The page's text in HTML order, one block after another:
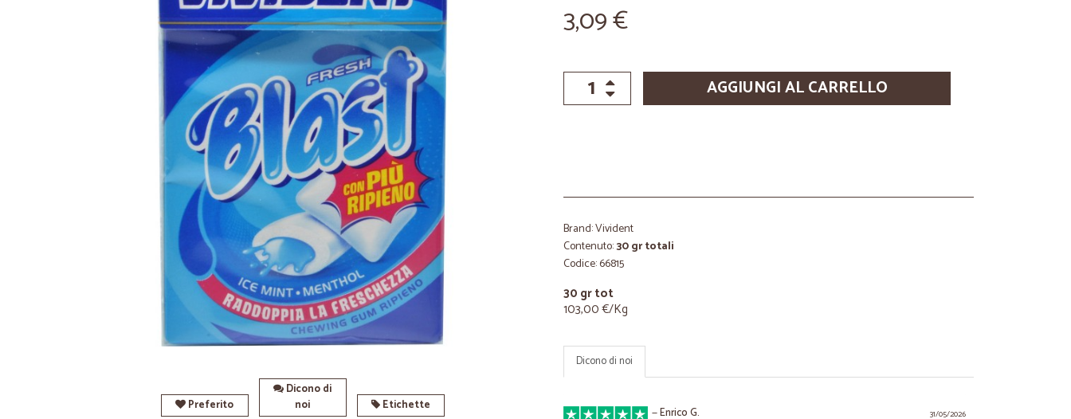
Preferito
Dicono di
noi
Etichette
3,09 €
AGGIUNGI AL CARRELLO
Brand: Vivident
Contenuto:30 gr totali
Codice: 66815
30 gr tot
103,00 €/Kg
Dicono di noi
31/05/2026
—Enrico G.